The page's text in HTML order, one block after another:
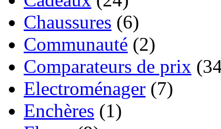
Chaussures (6)
Communauté (2)
Comparateurs de prix
Electroménager (7)
Enchères (1)